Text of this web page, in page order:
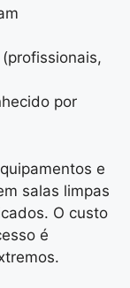
por
e
salas limpas
O custo
é